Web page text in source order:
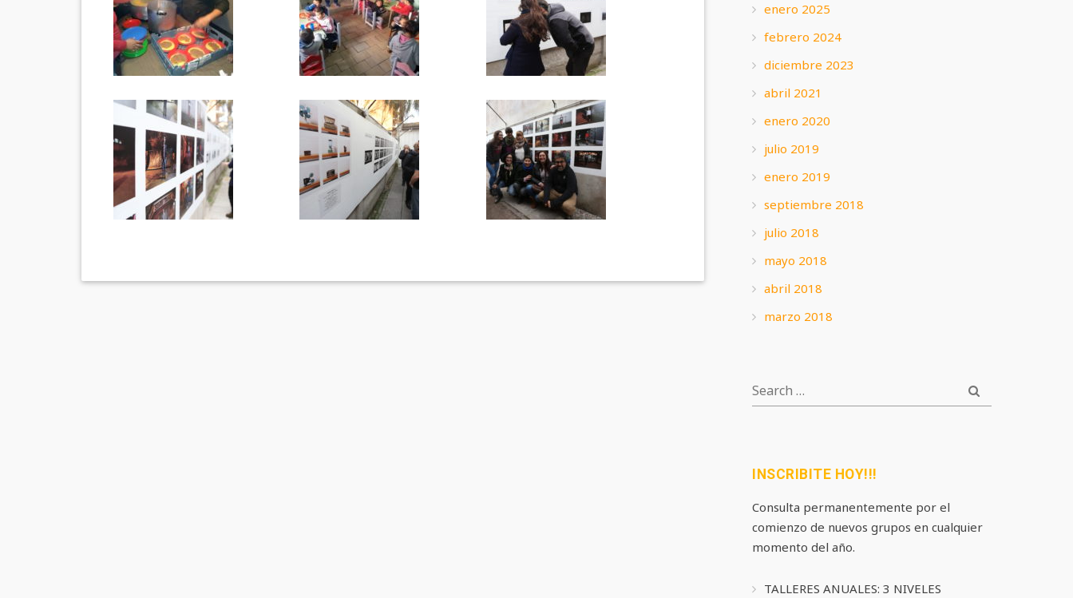
enero 2025
febrero 2024
diciembre 2023
abril 2021
enero 2020
julio 2019
enero 2019
septiembre 2018
julio 2018
mayo 2018
abril 2018
marzo 2018
SEARCH
SEARCH
INSCRIBITE HOY!!!
Consulta permanentemente por el
comienzo de nuevos grupos en cualquier
momento del año.
TALLERES ANUALES: 3 NIVELES